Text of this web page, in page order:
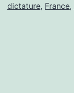
dictature, France,